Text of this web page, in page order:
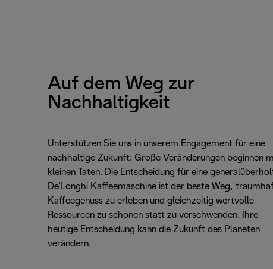
Auf dem Weg zur
Nachhaltigkeit
Unterstützen Sie uns in unserem Engagement für eine
nachhaltige Zukunft: Große Veränderungen beginnen
kleinen Taten. Die Entscheidung für eine
De'Longhi Kaffeemaschine ist der beste Weg,
Kaffeegenuss zu erleben und gleichzeitig wertvolle
Ressourcen zu schonen statt zu verschwenden. Ihre
heutige Entscheidung kann die Zukunft des Planeten
verändern.